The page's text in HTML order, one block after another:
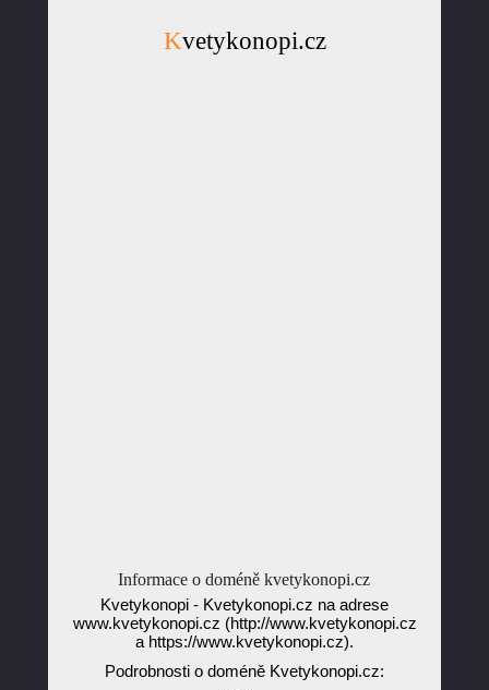
Kvetykonopi.cz
Informace o doméně kvetykonopi.cz
Kvetykonopi - Kvetykonopi.cz na adrese
www.kvetykonopi.cz (http://www.kvetykonopi.cz
a https://www.kvetykonopi.cz).
Podrobnosti o doméně Kvetykonopi.cz: